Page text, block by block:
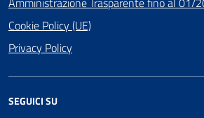
Cookie Policy (UE)
Privacy Policy
SEGUICI SU